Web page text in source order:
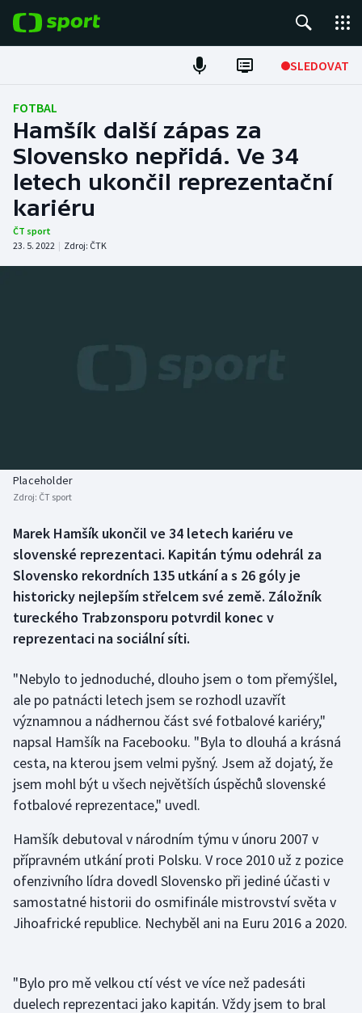
SLEDOVAT
Fotbal
Hokej
Tenis
Atletika
Boby a skeleton
Box
Curling
Dostihy
Florbal
Futsal
Golf
Gymnastika
Házená
Jezdectví
Judo
Krasobruslení
Lyže a snowboard
AZ kvíz
FOTBAL
Hamšík další zápas za
Slovensko nepřidá. Ve 34
letech ukončil reprezentační
kariéru
ČT sport
23. 5. 2022 | Zdroj: ČTK
Placeholder
Zdroj: ČT sport
Marek Hamšík ukončil ve 34 letech kariéru ve
slovenské reprezentaci. Kapitán týmu odehrál za
Slovensko rekordních 135 utkání a s 26 góly je
historicky nejlepším střelcem své země. Záložník
tureckého Trabzonsporu potvrdil konec v
reprezentaci na sociální síti.
"Nebylo to jednoduché, dlouho jsem o tom přemýšlel,
ale po patnácti letech jsem se rozhodl uzavřít
významnou a nádhernou část své fotbalové kariéry,"
napsal Hamšík na Facebooku. "Byla to dlouhá a krásná
cesta, na kterou jsem velmi pyšný. Jsem až dojatý, že
jsem mohl být u všech největších úspěchů slovenské
fotbalové reprezentace," uvedl.
Hamšík debutoval v národním týmu v únoru 2007 v
přípravném utkání proti Polsku. V roce 2010 už z pozice
ofenzivního lídra dovedl Slovensko při jediné účasti v
samostatné historii do osmifinále mistrovství světa v
Jihoafrické republice. Nechyběl ani na Euru 2016 a 2020.
"Bylo pro mě velkou ctí vést ve více než padesáti
duelech reprezentaci jako kapitán. Vždy jsem to bral